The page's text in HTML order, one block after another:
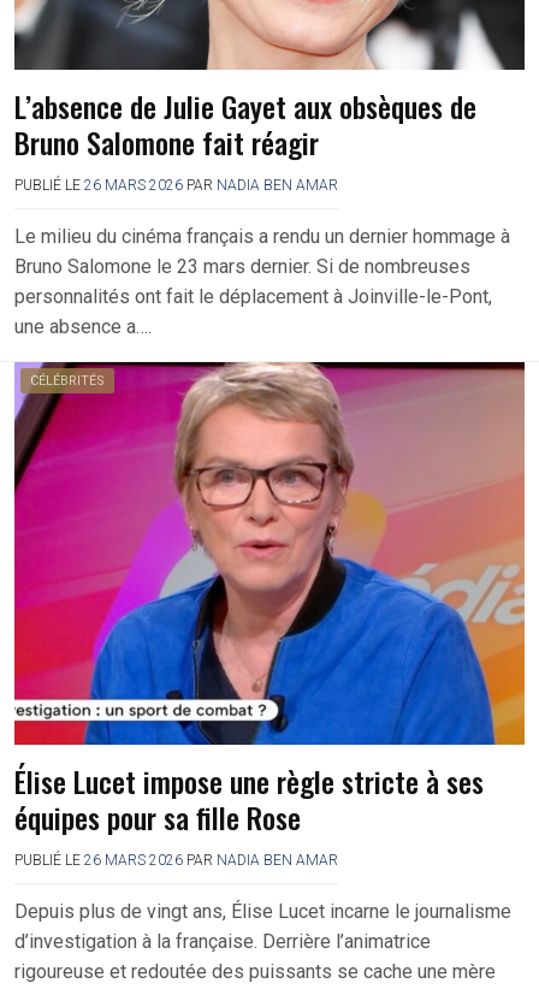
L’absence de Julie Gayet aux obsèques de
Bruno Salomone fait réagir
PUBLIÉ LE 26 MARS 2026 PAR NADIA BEN AMAR
Le milieu du cinéma français a rendu un dernier hommage à
Bruno Salomone le 23 mars dernier. Si de nombreuses
personnalités ont fait le déplacement à Joinville-le-Pont,
une absence a….
CÉLÉBRITÉS
Élise Lucet impose une règle stricte à ses
équipes pour sa fille Rose
PUBLIÉ LE 26 MARS 2026 PAR NADIA BEN AMAR
Depuis plus de vingt ans, Élise Lucet incarne le journalisme
d’investigation à la française. Derrière l’animatrice
rigoureuse et redoutée des puissants se cache une mère